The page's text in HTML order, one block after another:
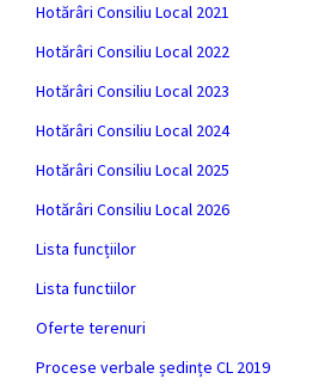
Hotărâri Consiliu Local 2021
Hotărâri Consiliu Local 2022
Hotărâri Consiliu Local 2023
Hotărâri Consiliu Local 2024
Hotărâri Consiliu Local 2025
Hotărâri Consiliu Local 2026
Lista funcțiilor
Lista functiilor
Oferte terenuri
Procese verbale ședințe CL 2019